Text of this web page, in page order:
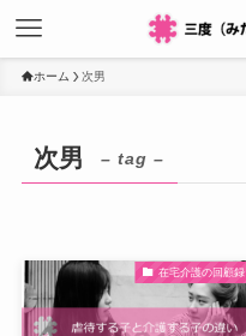
ホーム 次男
次男 – tag –
在宅介護の回顧録